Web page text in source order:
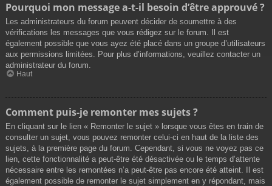
Pourquoi mon message a-t-il besoin d’être approuvé ?
Les administrateurs du forum peuvent décider de soumettre à des
vérifications les messages que vous rédigez sur le forum. Il est
également possible que vous ayez été placé dans un groupe d’utilisateurs
aux permissions limitées. Pour plus d’informations, veuillez contacter un
administrateur du forum.
Haut
Comment puis-je remonter mes sujets ?
En cliquant sur le lien « Remonter le sujet » lorsque vous êtes en train de
consulter un sujet, vous pouvez remonter celui-ci en haut de la liste des
sujets, à la première page du forum. Cependant, si vous ne voyez pas ce
lien, cette fonctionnalité a peut-être été désactivée ou le temps d’attente
nécessaire entre les remontées n’a peut-être pas encore été atteint. Il est
également possible de remonter le sujet simplement en y répondant, mais